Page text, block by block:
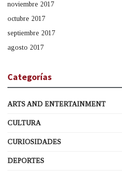
noviembre 2017
octubre 2017
septiembre 2017
agosto 2017
Categorías
ARTS AND ENTERTAINMENT
CULTURA
CURIOSIDADES
DEPORTES